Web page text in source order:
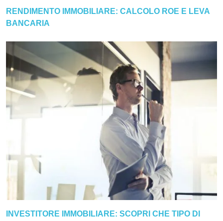
RENDIMENTO IMMOBILIARE: CALCOLO ROE E LEVA
BANCARIA
INVESTITORE IMMOBILIARE: SCOPRI CHE TIPO DI